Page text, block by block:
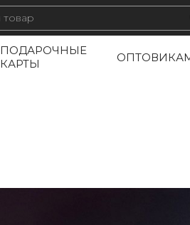
ПОДАРОЧНЫЕ
КАРТЫ